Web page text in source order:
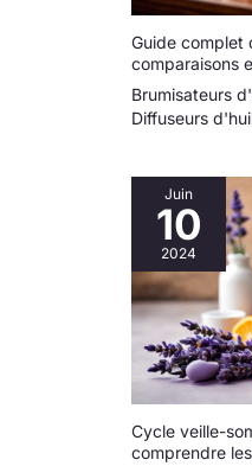
Guide complet
comparaisons
Brumisateurs
Diffuseurs
Juin
10
2024
Cycle veille-
comprendre